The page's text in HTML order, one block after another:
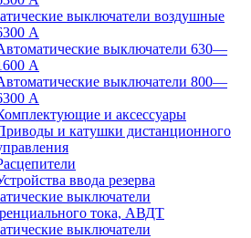
выключатели воздушные
А
выключатели 630—
А
выключатели 800—
А
и аксессуары
и катушки дистанционного
ввода резерва
выключатели
тока, АВДТ
выключатели